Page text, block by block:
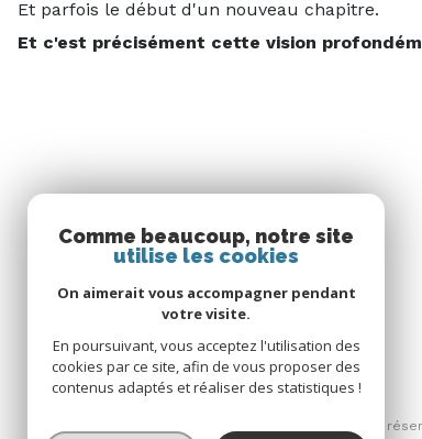
Et parfois le début d'un nouveau chapitre.
Et c'est précisément cette vision
© 2026 | Tous droits
Comme beaucoup, notre site
utilise les cookies
On aimerait vous accompagner pendant
votre visite.
En poursuivant, vous acceptez l'utilisation des
cookies par ce site, afin de vous proposer des
contenus adaptés et réaliser des statistiques !